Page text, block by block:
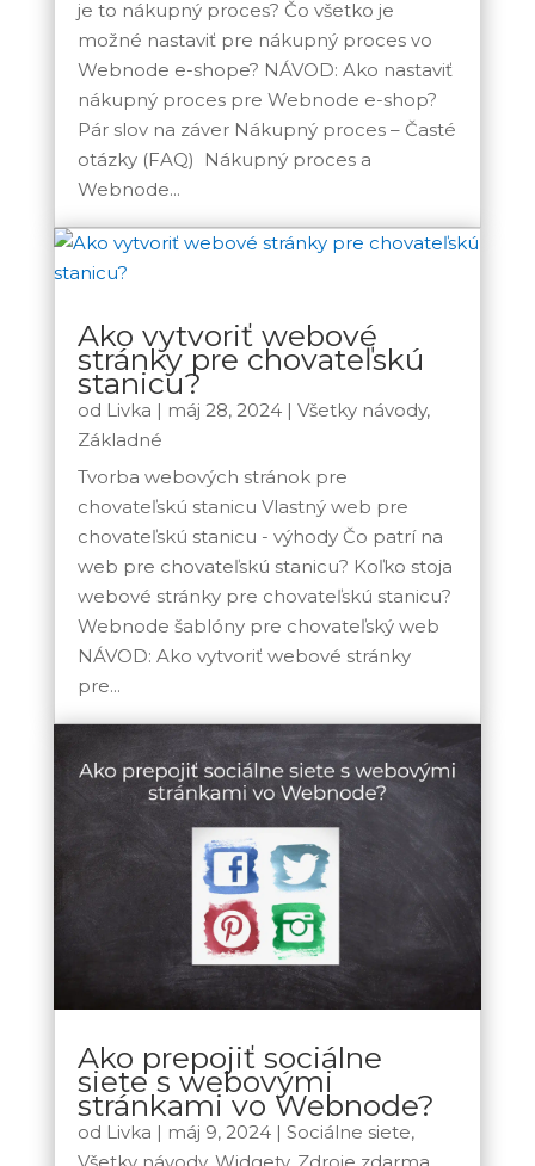
je to nákupný proces? Čo všetko je
možné nastaviť pre nákupný proces vo
Webnode e-shope? NÁVOD: Ako nastaviť
nákupný proces pre Webnode e-shop?
Pár slov na záver Nákupný proces – Časté
otázky (FAQ) Nákupný proces a
Webnode...
Ako vytvoriť webové
stránky pre chovateľskú
stanicu?
od Livka | máj 28, 2024| Všetky návody,
Základné
Tvorba webových stránok pre
chovateľskú stanicu Vlastný web pre
chovateľskú stanicu - výhody Čo patrí na
web pre chovateľskú stanicu? Koľko stoja
webové stránky pre chovateľskú stanicu?
Webnode šablóny pre chovateľský web
NÁVOD: Ako vytvoriť webové stránky
pre...
Ako prepojiť sociálne
siete s webovými
stránkami vo Webnode?
od Livka | máj 9, 2024| Sociálne siete,
Všetky návody, Widgety, Zdroje zdarma